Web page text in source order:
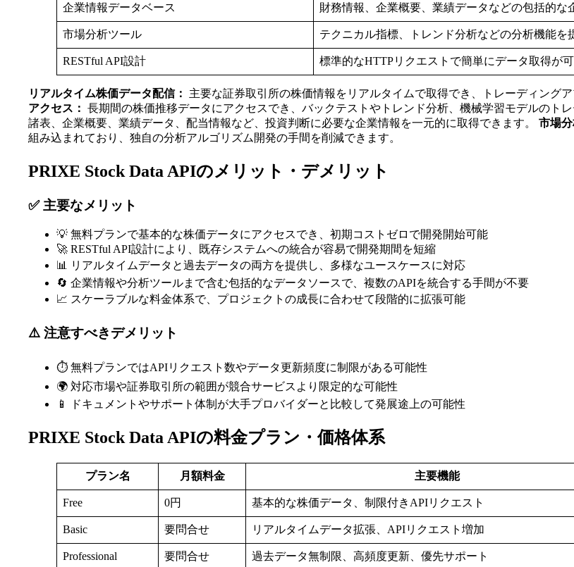
企業情報データベース 財務情報、企業概要、業績データなどの包括的な
市場分析ツール テクニカル指標、トレンド分析などの分析機能を
RESTful API設計 標準的なHTTPリクエストで簡単にデータ取得が
リアルタイム株価データ配信： 主要な証券取引所の株価情報をリアルタイムで取得でき、トレーディング
アクセス： 長期間の株価推移データにアクセスでき、バックテストやトレンド分析、機械学習モデルのト
諸表、企業概要、業績データ、配当情報など、投資判断に必要な企業情報を一元的に取得できます。 市場分
組み込まれており、独自の分析アルゴリズム開発の手間を削減できます。
PRIXE Stock Data APIのメリット・デメリット
✅ 主要なメリット
💡 無料プランで基本的な株価データにアクセスでき、初期コストゼロで開発開始可能
🚀 RESTful API設計により、既存システムへの統合が容易で開発期間を短縮
📊 リアルタイムデータと過去データの両方を提供し、多様なユースケースに対応
🔄 企業情報や分析ツールまで含む包括的なデータソースで、複数のAPIを統合する手間が不要
📈 スケーラブルな料金体系で、プロジェクトの成長に合わせて段階的に拡張可能
⚠️ 注意すべきデメリット
⏱️ 無料プランではAPIリクエスト数やデータ更新頻度に制限がある可能性
🌍 対応市場や証券取引所の範囲が競合サービスより限定的な可能性
📱 ドキュメントやサポート体制が大手プロバイダーと比較して発展途上の可能性
PRIXE Stock Data APIの料金プラン・価格体系
プラン名 月額料金 主要機能
Free 0円 基本的な株価データ、制限付きAPIリクエスト
Basic 要問合せ リアルタイムデータ拡張、APIリクエスト増加
Professional 要問合せ 過去データ無制限、高頻度更新、優先サポート